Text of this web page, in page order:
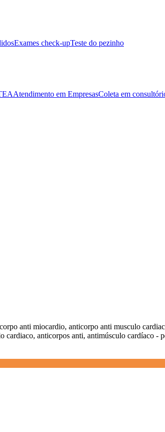
Exames check-upTeste do pezinho
Atendimento em EmpresasColeta em
anti miocardio, anticorpo anti musculo
anticorpos anti, antimúsculo cardíaco -